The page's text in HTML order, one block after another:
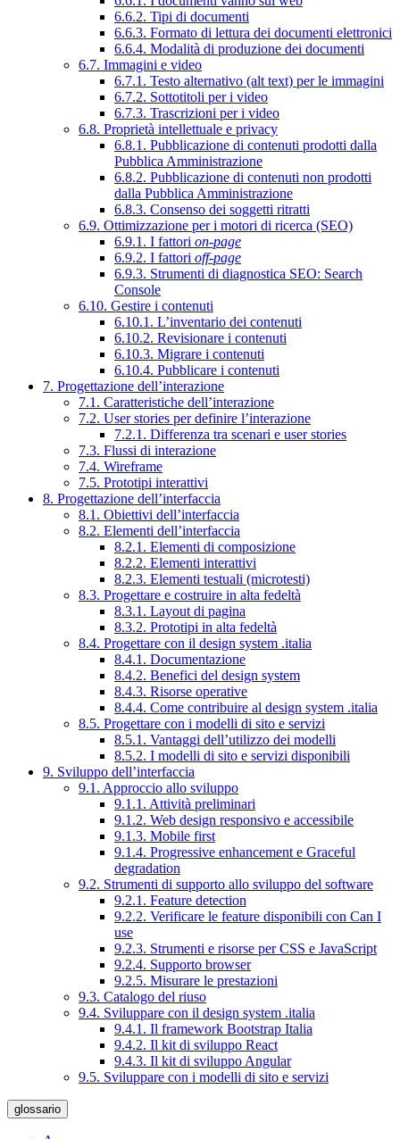
6.6.2. Tipi di documenti
6.6.3. Formato di lettura dei documenti elettronici
6.6.4. Modalità di produzione dei documenti
6.7. Immagini e video
6.7.1. Testo alternativo (alt text) per le immagini
6.7.2. Sottotitoli per i video
6.7.3. Trascrizioni per i video
6.8. Proprietà intellettuale e privacy
6.8.1. Pubblicazione di contenuti prodotti dalla
Pubblica Amministrazione
6.8.2. Pubblicazione di contenuti non prodotti
dalla Pubblica Amministrazione
6.8.3. Consenso dei soggetti ritratti
6.9. Ottimizzazione per i motori di ricerca (SEO)
6.9.1. I fattori on-page
6.9.2. I fattori off-page
6.9.3. Strumenti di diagnostica SEO: Search
Console
6.10. Gestire i contenuti
6.10.1. L’inventario dei contenuti
6.10.2. Revisionare i contenuti
6.10.3. Migrare i contenuti
6.10.4. Pubblicare i contenuti
7. Progettazione dell’interazione
7.1. Caratteristiche dell’interazione
7.2. User stories per definire l’interazione
7.2.1. Differenza tra scenari e user stories
7.3. Flussi di interazione
7.4. Wireframe
7.5. Prototipi interattivi
8. Progettazione dell’interfaccia
8.1. Obiettivi dell’interfaccia
8.2. Elementi dell’interfaccia
8.2.1. Elementi di composizione
8.2.2. Elementi interattivi
8.2.3. Elementi testuali (microtesti)
8.3. Progettare e costruire in alta fedeltà
8.3.1. Layout di pagina
8.3.2. Prototipi in alta fedeltà
8.4. Progettare con il design system .italia
8.4.1. Documentazione
8.4.2. Benefici del design system
8.4.3. Risorse operative
8.4.4. Come contribuire al design system .italia
8.5. Progettare con i modelli di sito e servizi
8.5.1. Vantaggi dell’utilizzo dei modelli
8.5.2. I modelli di sito e servizi disponibili
9. Sviluppo dell’interfaccia
9.1. Approccio allo sviluppo
9.1.1. Attività preliminari
9.1.2. Web design responsivo e accessibile
9.1.3. Mobile first
9.1.4. Progressive enhancement e Graceful
degradation
9.2. Strumenti di supporto allo sviluppo del software
9.2.1. Feature detection
9.2.2. Verificare le feature disponibili con Can I
use
9.2.3. Strumenti e risorse per CSS e JavaScript
9.2.4. Supporto browser
9.2.5. Misurare le prestazioni
9.3. Catalogo del riuso
9.4. Sviluppare con il design system .italia
9.4.1. Il framework Bootstrap Italia
9.4.2. Il kit di sviluppo React
9.4.3. Il kit di sviluppo Angular
9.5. Sviluppare con i modelli di sito e servizi
glossario